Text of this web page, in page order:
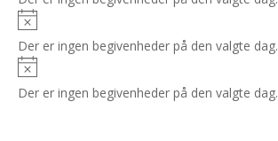
Notice
Der er ingen begivenheder på den valgte dag.
Notice
Der er ingen begivenheder på den valgte dag.